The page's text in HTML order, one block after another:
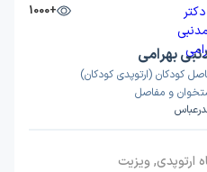
+1000
بهرامی
کودکان (ارتوپدی کودکان)
و مفاصل
ارتوپدی, ویزیت